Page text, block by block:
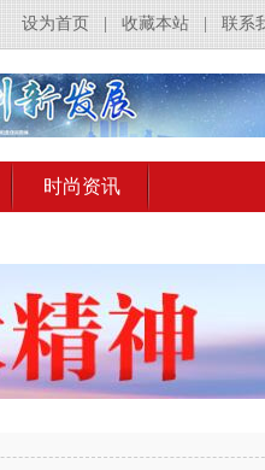
联系
收藏本站
设为首页
时尚资讯